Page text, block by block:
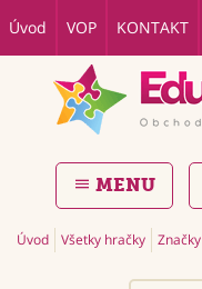
Úvod VOP KONTAKT
MENU
Úvod Všetky hračky Značky